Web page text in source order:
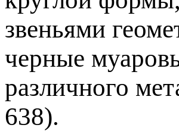
звеньями
черные
различного
638).